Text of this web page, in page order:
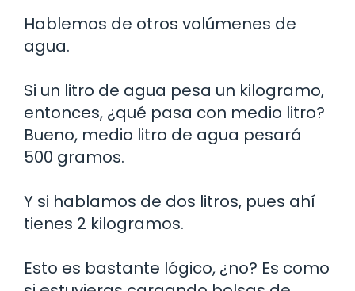
Hablemos de otros volúmenes de
agua.
Si un litro de agua pesa un kilogramo,
entonces, ¿qué pasa con medio litro?
Bueno, medio litro de agua pesará
500 gramos.
Y si hablamos de dos litros, pues ahí
tienes 2 kilogramos.
Esto es bastante lógico, ¿no? Es como